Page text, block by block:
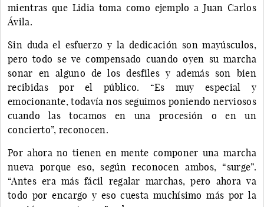
mientras que Lidia toma como ejemplo a Juan Carlos
Ávila.
Sin duda el esfuerzo y la dedicación son mayúsculos,
pero todo se ve compensado cuando oyen su marcha
sonar en alguno de los desfiles y además son bien
recibidas por el público. “Es muy especial y
emocionante, todavía nos seguimos poniendo nerviosos
cuando las tocamos en una procesión o en un
concierto”, reconocen.
Por ahora no tienen en mente componer una marcha
nueva porque eso, según reconocen ambos, “surge”.
“Antes era más fácil regalar marchas, pero ahora va
todo por encargo y eso cuesta muchísimo más por la